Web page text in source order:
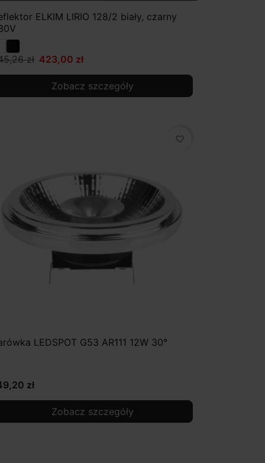
ELKIM LIRIO 128/2 biały, czarny
zł 423,00 zł
Zobacz szczegóły
favorite_border
LEDSPOT G53 AR111 12W 30°
zł
Zobacz szczegóły